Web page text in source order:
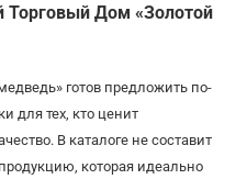
Торговый Дом «Золотой
готов предложить по-
для тех, кто ценит
В каталоге не составит
которая идеально